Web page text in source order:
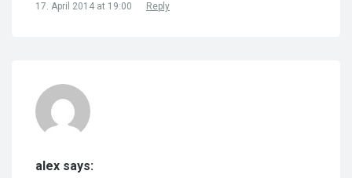
17. April 2014 at 19:00 Reply
alex says: